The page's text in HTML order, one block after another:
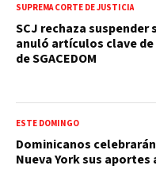
SUPREMA CORTE DE JUSTICIA
SCJ rechaza suspender
anuló artículos clave
de SGACEDOM
ESTE DOMINGO
Dominicanos
Nueva York sus aportes